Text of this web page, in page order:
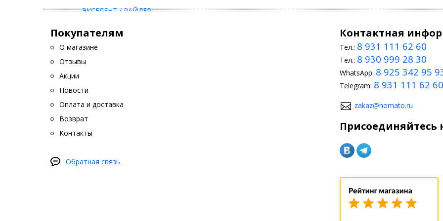
Покупателям
О магазине
Отзывы
Акции
Новости
Оплата и доставка
Возврат
Контакты
Обратная связь
Контактная
Тел.: 8 931 111 62 60
Тел.: 8 930 999 28 30
WhatsApp: 8 925 342 95
Telegram: 8 931 111 62 60
zakaz@homato.ru
Присоединяйтесь